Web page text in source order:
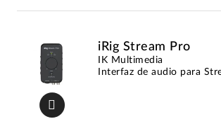
iRig Stream Pro
IK Multimedia
Interfaz de audio para